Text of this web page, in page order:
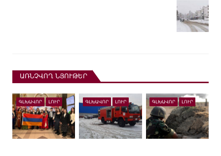
ԱՌՆՉՎՈՂ ՆՅՈՒԹԵՐ
ԳԼԽԱՎՈՐ ԼՈՒՐ ԳԼԽԱՎՈՐ ԼՈՒՐ ԳԼԽԱՎՈՐ ԼՈՒՐ